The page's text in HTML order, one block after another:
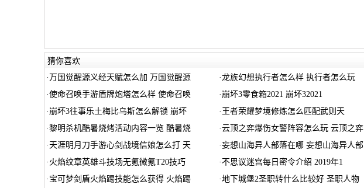
猜你喜欢
· 万国觉醒源义经天赋怎么加 万国觉醒源 ·龙族幻想执行者怎么样 执行者怎么玩
·使命召唤手游盾牌炮塔怎么样 使命召唤 · 崩坏3零食箱2021 崩坏32021
· 崩坏3往事乐土梅比乌斯怎么解锁 崩坏 · 王者荣耀梦境修炼怎么匹配武则天
·黎明杀机酷暑烧烤活动内容一览 酷暑烧 ·云顶之弈爆伤女警阵容怎么玩 云顶之弈
· 天涯明月刀手游心剑战境信娘怎么打 天 ·妄想山海异人部落在哪 妄想山海异人部
· 火焰纹章英雄斗技场无氪微氪T20技巧 ·不思议迷宫每日密令介绍 2019年1
· 宝可梦剑盾火焰踢技能怎么获得 火焰踢 ·地下城堡2圣职转什么比较好 圣职人物